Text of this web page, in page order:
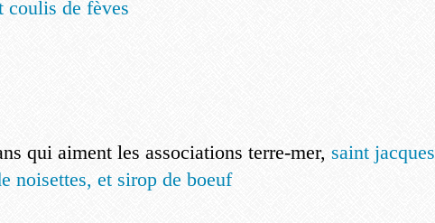
coulis de fèves
qui aiment les associations terre-mer, saint jacques
noisettes, et sirop de boeuf